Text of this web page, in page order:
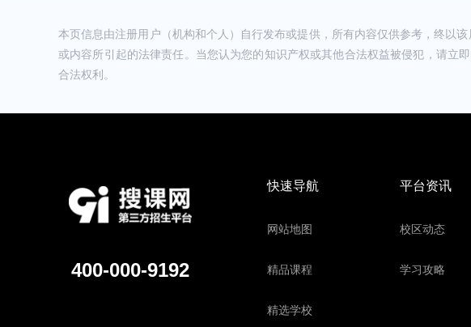
***北 (****)
开店，生意很好，顾客多说我的味道好，谢谢食为先小吃培训，我还叫
姹**红 (****)
我有很多朋友在那学习，他们都说很不错，老师教学很细心，自己在那
后服务也很好，还会教些开店知识。总体很不错，有机会大家可以去看一
我去过，食为先服务态度挺好的，口味也很正宗。如果想学小吃制作，可
本页信息由注册用户（机构和个人）自行发布或提供，所有内容仅供参考，终以
或内容所引起的法律责任。当您认为您的知识产权或其他合法权益被侵犯，请立
合法权利。
400-000-9192
快速导航
网站地图
精品课程
精选学校
平台资讯
校区动态
学习攻略